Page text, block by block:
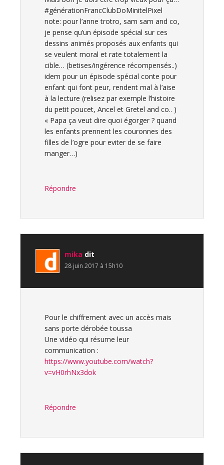
#générationFrancClubDoMinitelPixel
note: pour l’anne trotro, sam sam and co,
je pense qu’un épisode spécial sur ces
dessins animés proposés aux enfants qui
se veulent moral et rate totalement la
cible… (betises/ingérence récompensés..)
idem pour un épisode spécial conte pour
enfant qui font peur, rendent mal à l’aise
à la lecture (relisez par exemple l’histoire
du petit poucet, Ancel et Gretel and co.. )
« Papa ça veut dire quoi égorger ? quand
les enfants prennent les couronnes des
filles de l’ogre pour eviter de se faire
manger…)
Répondre
mika dit
28 juin 2017 à 15h10
Pour le chiffrement avec un accès mais
sans porte dérobée toussa
Une vidéo qui résume leur
communication :
https://www.youtube.com/watch?
v=vH0rhNx3dok
Répondre